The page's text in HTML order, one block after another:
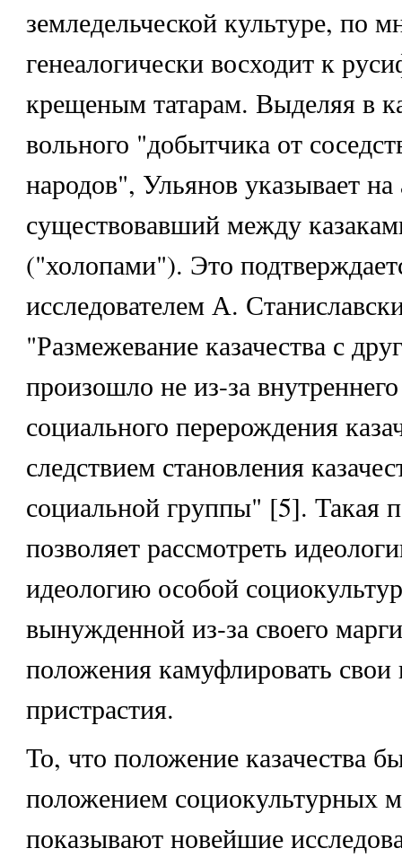
земледельческой культуре, по
генеалогически восходит к
крещеным татарам. Выделяя в
вольного "добытчика от
народов", Ульянов указывает на
существовавший между
("холопами"). Это
исследователем А.
"Размежевание казачества с
произошло не из-за
социального перерождения
следствием становления
социальной группы" [5]. Такая
позволяет рассмотреть
идеологию особой
вынужденной из-за своего
положения камуфлировать свои
пристрастия.
То, что положение казачества
положением социокультурных
показывают новейшие